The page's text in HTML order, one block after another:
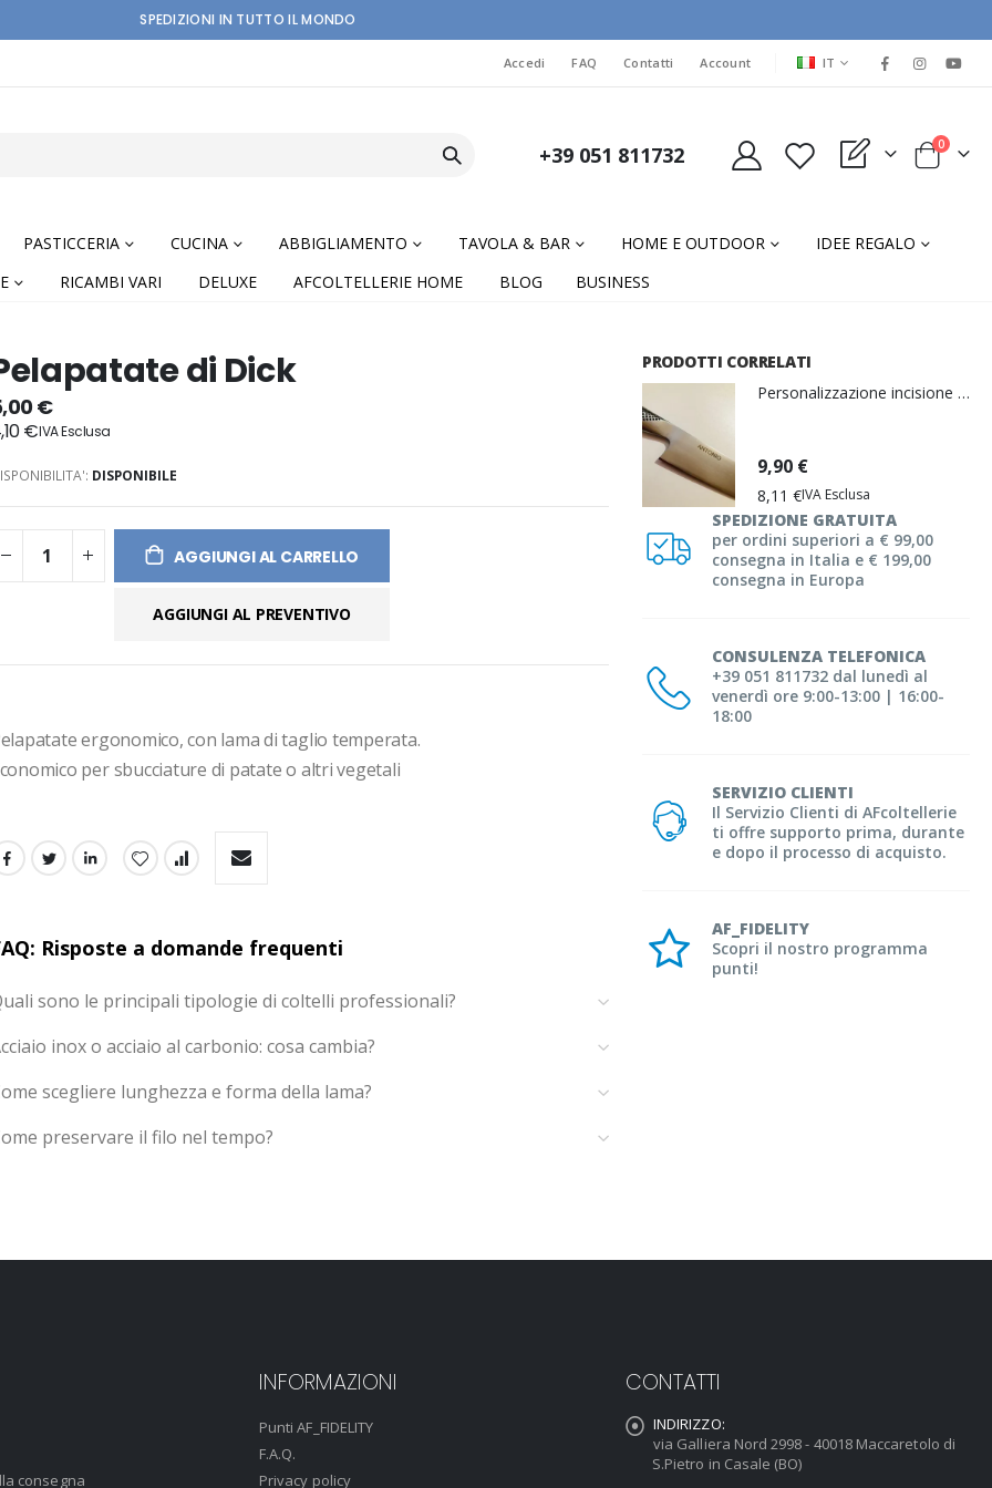
SPEDIZIONI IN TUTTO IL MONDO
Accedi FAQ Contatti Account LINGUA
IT
+39 051 811732 My Quote Cart
0elementi
PASTICCERIA CUCINA ABBIGLIAMENTO TAVOLA & BAR HOME E OUTDOOR
IDEE REGALO
RICAMBI VARI DELUXE AFCOLTELLERIE HOME BLOG BUSINESS
PRODOTTI CORRELATI
Personalizzazione incisione al laser
9,90 €
8,11 €
SPEDIZIONE GRATUITA
per ordini superiori a € 99,00
consegna in Italia e € 199,00
consegna in Europa
CONSULENZA TELEFONICA
+39 051 811732 dal lunedì al
venerdì ore 9:00-13:00 | 16:00-
18:00
SERVIZIO CLIENTI
Il Servizio Clienti di AFcoltellerie
ti offre supporto prima, durante
e dopo il processo di acquisto.
AF_FIDELITY
Scopri il nostro programma
punti!
di Dick
€
€
DISPONIBILE
AGGIUNGI AL CARRELLO
AGGIUNGI AL PREVENTIVO
ergonomico, con lama di taglio temperata.
per sbucciature di patate o altri vegetali
Risposte a domande frequenti
sono le principali tipologie di coltelli professionali?
inox o acciaio al carbonio: cosa cambia?
scegliere lunghezza e forma della lama?
preservare il filo nel tempo?
consegna
INFORMAZIONI
Punti AF_FIDELITY
F.A.Q.
Privacy policy
CONTATTI
INDIRIZZO:
via Galliera Nord 2998 - 40018 Maccaretolo di
S.Pietro in Casale (BO)